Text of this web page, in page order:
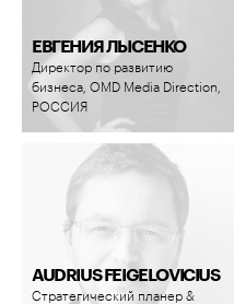
ЕВГЕНИЯ ЛЫСЕНКО
Директор по развитию
бизнеса, OMD Media Direction,
РОССИЯ
AUDRIUS FEIGELOVICIUS
Стратегический планер &